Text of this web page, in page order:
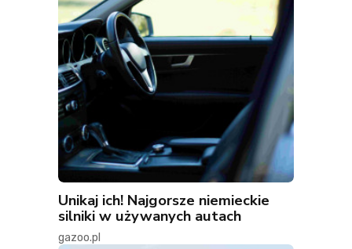
Unikaj ich! Najgorsze niemieckie
silniki w używanych autach
gazoo.pl